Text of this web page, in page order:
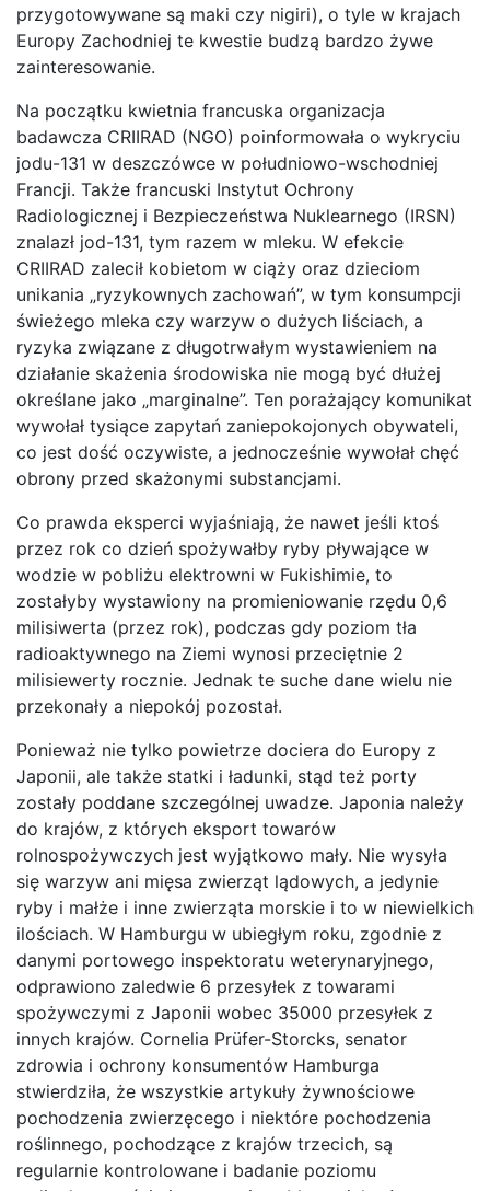
przygotowywane są maki czy nigiri), o tyle w krajach
Europy Zachodniej te kwestie budzą bardzo żywe
zainteresowanie.
Na początku kwietnia francuska organizacja
badawcza CRIIRAD (NGO) poinformowała o wykryciu
jodu-131 w deszczówce w południowo-wschodniej
Francji. Także francuski Instytut Ochrony
Radiologicznej i Bezpieczeństwa Nuklearnego (IRSN)
znalazł jod-131, tym razem w mleku. W efekcie
CRIIRAD zalecił kobietom w ciąży oraz dzieciom
unikania „ryzykownych zachowań”, w tym konsumpcji
świeżego mleka czy warzyw o dużych liściach, a
ryzyka związane z długotrwałym wystawieniem na
działanie skażenia środowiska nie mogą być dłużej
określane jako „marginalne”. Ten porażający komunikat
wywołał tysiące zapytań zaniepokojonych obywateli,
co jest dość oczywiste, a jednocześnie wywołał chęć
obrony przed skażonymi substancjami.
Co prawda eksperci wyjaśniają, że nawet jeśli ktoś
przez rok co dzień spożywałby ryby pływające w
wodzie w pobliżu elektrowni w Fukishimie, to
zostałyby wystawiony na promieniowanie rzędu 0,6
milisiwerta (przez rok), podczas gdy poziom tła
radioaktywnego na Ziemi wynosi przeciętnie 2
milisiewerty rocznie. Jednak te suche dane wielu nie
przekonały a niepokój pozostał.
Ponieważ nie tylko powietrze dociera do Europy z
Japonii, ale także statki i ładunki, stąd też porty
zostały poddane szczególnej uwadze. Japonia należy
do krajów, z których eksport towarów
rolnospożywczych jest wyjątkowo mały. Nie wysyła
się warzyw ani mięsa zwierząt lądowych, a jedynie
ryby i małże i inne zwierząta morskie i to w niewielkich
ilościach. W Hamburgu w ubiegłym roku, zgodnie z
danymi portowego inspektoratu weterynaryjnego,
odprawiono zaledwie 6 przesyłek z towarami
spożywczymi z Japonii wobec 35000 przesyłek z
innych krajów. Cornelia Prüfer-Storcks, senator
zdrowia i ochrony konsumentów Hamburga
stwierdziła, że wszystkie artykuły żywnościowe
pochodzenia zwierzęcego i niektóre pochodzenia
roślinnego, pochodzące z krajów trzecich, są
regularnie kontrolowane i badanie poziomu